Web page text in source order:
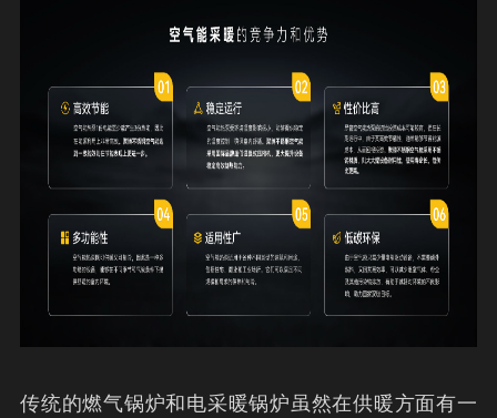
传统的燃气锅炉和电采暖锅炉虽然在供暖方面有一